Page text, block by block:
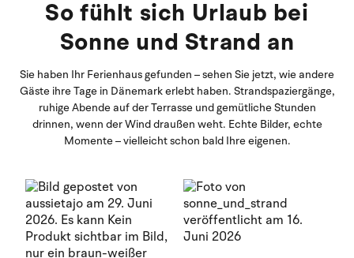
So fühlt sich Urlaub bei
Sonne und Strand an
Sie haben Ihr Ferienhaus gefunden – sehen Sie jetzt, wie andere
Gäste ihre Tage in Dänemark erlebt haben. Strandspaziergänge,
ruhige Abende auf der Terrasse und gemütliche Stunden
drinnen, wenn der Wind draußen weht. Echte Bilder, echte
Momente – vielleicht schon bald Ihre eigenen.